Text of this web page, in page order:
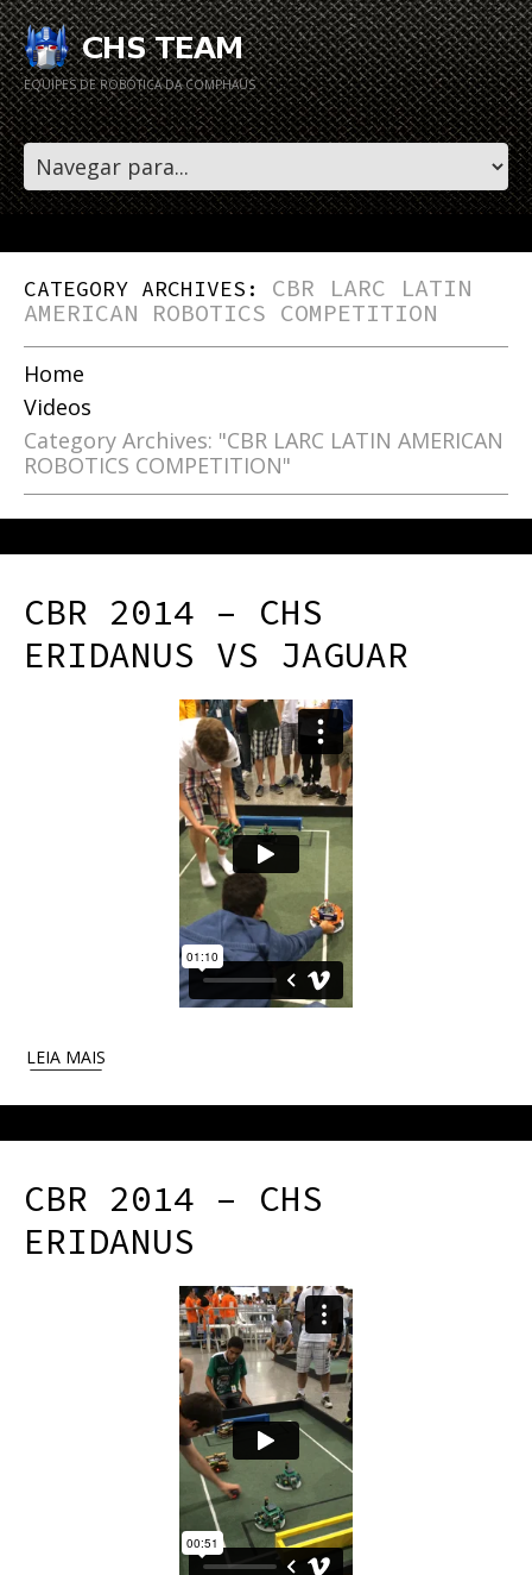
EQUIPES DE ROBÓTICA DA COMPHAUS
CATEGORY ARCHIVES: CBR LARC LATIN
AMERICAN ROBOTICS COMPETITION
Home
Videos
Category Archives: "CBR LARC LATIN AMERICAN
ROBOTICS COMPETITION"
CBR 2014 – CHS
ERIDANUS VS JAGUAR
LEIA MAIS
CBR 2014 – CHS
ERIDANUS